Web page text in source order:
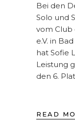
Bei den
Solo und
vom Club
e.V. in
hat Sofie
Leistung
den 6.
READ